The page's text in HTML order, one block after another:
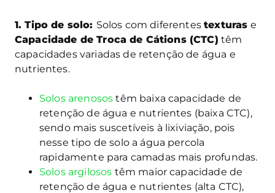
1. Tipo de solo: Solos com diferentestexturas e
Capacidade de Troca de Cátions (CTC) têm
capacidades variadas de retenção de água e
nutrientes.
Solos arenosos têm baixa capacidade de
retenção de água e nutrientes (baixa CTC),
sendo mais suscetíveis à lixiviação, pois
nesse tipo de solo a água percola
rapidamente para camadas mais profundas.
Solos argilosos têm maior capacidade de
retenção de água e nutrientes (alta CTC),